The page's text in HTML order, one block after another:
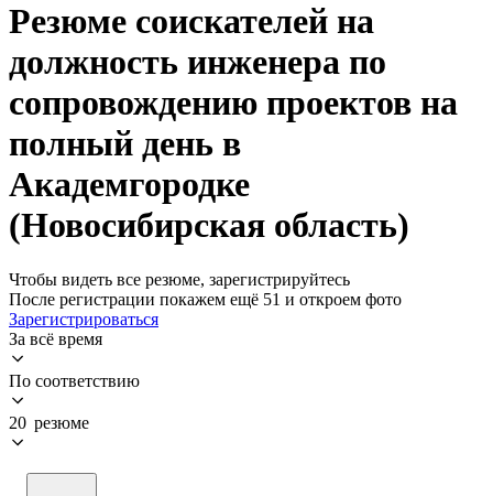
Резюме соискателей на
должность инженера по
сопровождению проектов на
полный день в
Академгородке
(Новосибирская область)
Чтобы видеть все резюме, зарегистрируйтесь
После регистрации покажем ещё 51 и откроем фото
Зарегистрироваться
За всё время
По соответствию
20 резюме